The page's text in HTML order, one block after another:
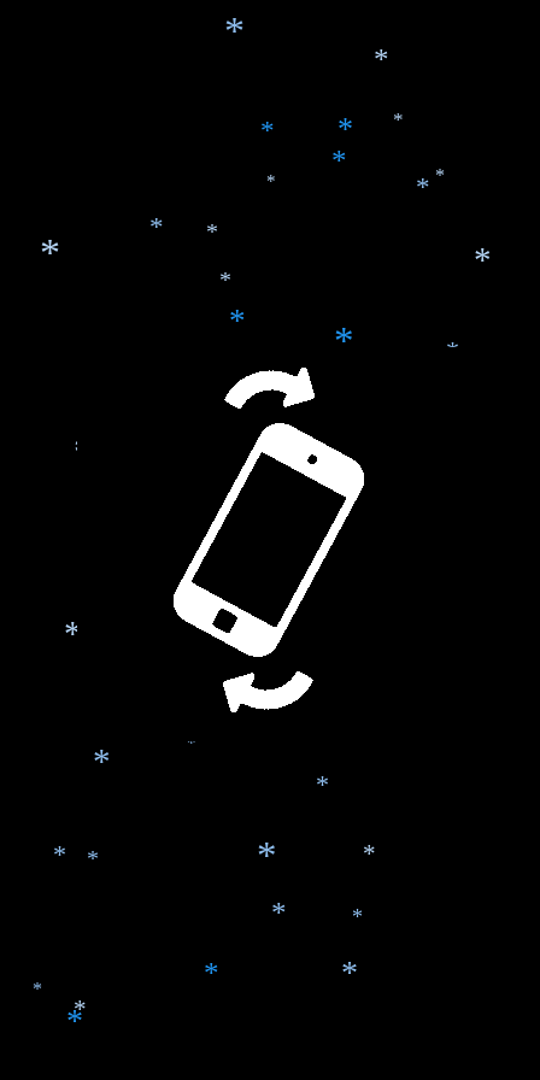
* *
*
*
*
*
*
*
*
*
*
*
*
*
*
*
*
*
*
*
*
*
*
*
*
*
*
*
*
*
*
*
*
*
*
*